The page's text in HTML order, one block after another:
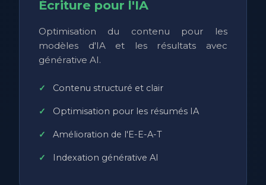
Écriture pour l'IA
Optimisation du contenu pour les
modèles d'IA et les résultats avec
générative AI.
Contenu structuré et clair
Optimisation pour les résumés IA
Amélioration de l'E-E-A-T
Indexation générative AI